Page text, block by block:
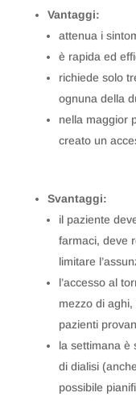
Vantaggi:
attenua i
è rapida ed
richiede solo
ognuna della
nella maggior
creato un
Svantaggi:
il paziente
farmaci, deve
limitare
l’accesso al
mezzo di
pazienti
la settimana è
di dialisi
possibile